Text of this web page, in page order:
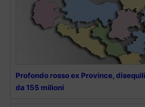
Profondo rosso ex Province,
da 155 milioni